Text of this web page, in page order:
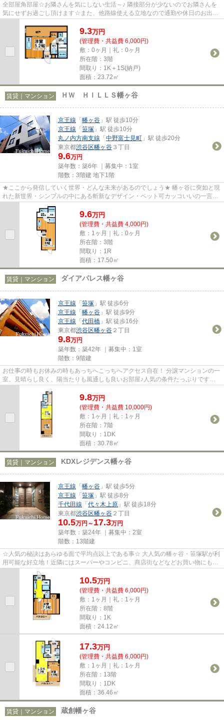
全部屋角部屋☆お隣さんを気にしない生活～♪ 隣接部分が少ないのでお隣さんを
気にせずお過ごし頂けます☆また、他路線使える立地なので通勤や休日のお出か
けも楽ちんです(^_-)-☆
9.3万円
(管理費・共益費 6,000円)
敷：0ヶ月｜礼：0ヶ月
所在階：3階
間取り：1K＋1S(納戸)
面積：23.72㎡
賃貸｜マンション ＨＷ ＨＩＬＬＳ幡ヶ谷
京王線 「幡ヶ谷 」駅 徒歩10分
京王線 「笹塚 」駅 徒歩10分
丸ノ内方南支線 「中野富士見町 」駅 徒歩20分
東京都渋谷区幡ヶ谷 ３丁目
9.6万円
築年数：築6年 ｜募集中： 1室
階数：3階建 地下1階
★ここから発信していく世界・どんな未来があるのでしょう★ 幡ヶ谷に突如と現
れた新世界・シンプルの中にある斬新なデザイン・ペット可カッコいいの一言で
表せない世界にあなたをいざな...
9.6万円
(管理費・共益費 4,000円)
敷：1ヶ月｜礼：0ヶ月
所在階：3階
間取り：1R
面積：17.50㎡
賃貸｜マンション ダイアパレス幡ヶ谷
京王線 「笹塚 」駅 徒歩6分
京王線 「幡ヶ谷 」駅 徒歩9分
京王線 「代田橋 」駅 徒歩16分
東京都渋谷区幡ヶ谷 ２丁目
9.8万円
築年数：築42年 ｜募集中： 1室
階数：9階建
お仕事の時もお休みの時もあっちへこっちへアクセス自在！ 分譲マンションの一
室、見晴らし良く、陽当たりも風通しも良いお部屋♪人気の条件たっぷりです
(#^.^#)京王線で人気の笹塚、幡...
9.8万円
(管理費・共益費 10,000円)
敷：1ヶ月｜礼：1ヶ月
所在階：7階
間取り：1DK
面積：30.78㎡
賃貸｜マンション KDXレジデンス幡ヶ谷
京王線 「幡ヶ谷 」駅 徒歩5分
京王線 「笹塚 」駅 徒歩8分
千代田線 「代々木上原 」駅 徒歩18分
東京都渋谷区幡ヶ谷 ２丁目
10.5万円～ 17.3万円
築年数：築24年 ｜募集中： 2室
階数：13階建
☆人気の秘訣はあらゆる面で平均点以上である事☆ 大人気の幡ヶ谷・笹塚駅が利
用可能な好立地！近隣にはスーパーやコンビニ、商店街などなどお買い物にも不
便しません！設備充実、綺麗な...
10.5万円
(管理費・共益費 6,000円)
敷：1ヶ月｜礼：1ヶ月
所在階：8階
間取り：1K
面積：24.12㎡
17.3万円
(管理費・共益費 6,000円)
敷：1ヶ月｜礼：1ヶ月
所在階：13階
間取り：1DK
面積：36.46㎡
賃貸｜マンション 蔵創幡ヶ谷